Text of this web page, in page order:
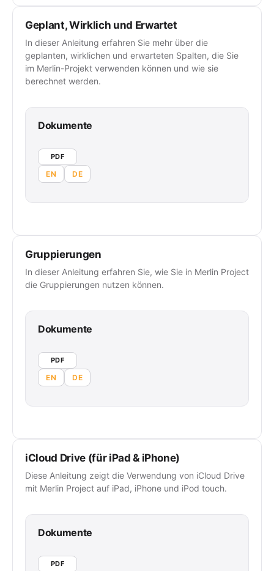
Geplant, Wirklich und Erwartet
In dieser Anleitung erfahren Sie mehr über die
geplanten, wirklichen und erwarteten Spalten, die Sie
im Merlin-Projekt verwenden können und wie sie
berechnet werden.
Dokumente
PDF
EN DE
Gruppierungen
In dieser Anleitung erfahren Sie, wie Sie in Merlin Project
die Gruppierungen nutzen können.
Dokumente
PDF
EN DE
iCloud Drive (für iPad & iPhone)
Diese Anleitung zeigt die Verwendung von iCloud Drive
mit Merlin Project auf iPad, iPhone und iPod touch.
Dokumente
PDF